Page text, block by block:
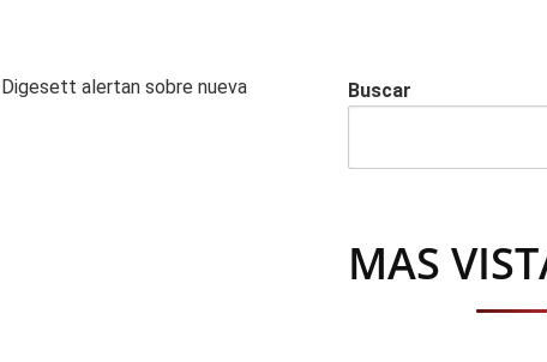
alertan sobre nueva
Buscar
MAS